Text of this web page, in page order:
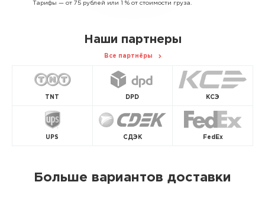
Тарифы — от 75 рублей или 1 % от стоимости груза.
Наши партнеры
Все партнёры
TNT DPD КСЭ
UPS СДЭК FedEx
Больше вариантов доставки